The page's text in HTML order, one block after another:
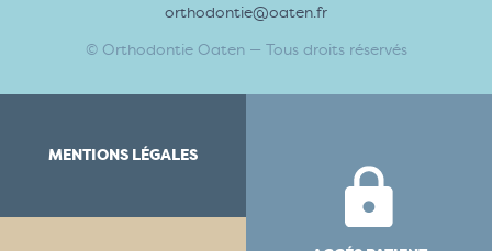
orthodontie@oaten.fr
© Orthodontie Oaten — Tous droits réservés
MENTIONS LÉGALES